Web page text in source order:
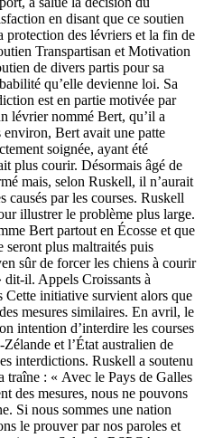
en disant que ce soutien
protection des lévriers et la fin de
Transpartisan et Motivation
de divers partis pour sa
qu’elle devienne loi. Sa
est en partie motivée par
lévrier nommé Bert, qu’il a
environ, Bert avait une patte
soignée, ayant été
plus courir. Désormais âgé de
mais, selon Ruskell, il n’aurait
causés par les courses. Ruskell
illustrer le problème plus large.
Bert partout en Écosse et que
seront plus maltraités puis
sûr de forcer les chiens à courir
dit-il. Appels Croissants à
Cette initiative survient alors que
mesures similaires. En avril, le
intention d’interdire les courses
et l’État australien de
interdictions. Ruskell a soutenu
traîne : « Avec le Pays de Galles
des mesures, nous ne pouvons
Si nous sommes une nation
le prouver par nos paroles et